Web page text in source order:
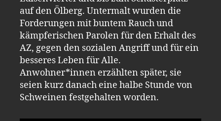
auf den Ölberg. Untermalt wurden die
Forderungen mit buntem Rauch und
kämpferischen Parolen für den Erhalt des
AZ, gegen den sozialen Angriff und für ein
besseres Leben für Alle.
Anwohner*innen erzählten später, sie
seien kurz danach eine halbe Stunde von
Schweinen festgehalten worden.